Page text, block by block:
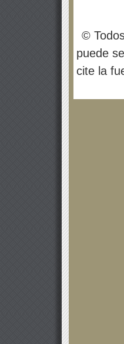
©
puede
cite la